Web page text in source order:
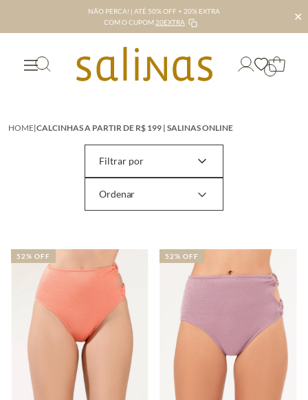
NÃO PERCA! | ATÉ 50% OFF + 20% EXTRA
COM O CUPOM 20EXTRA ✕
HOME|CALCINHAS A PARTIR DE R$ 199 | SALINAS ONLINE
Filtrar por
52% OFF 52% OFF